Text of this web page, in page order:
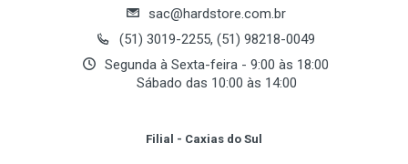
USB
Acessórios:
01 Cabo USB, 01 Fone de ouvido
Email Address
sac@hardstore.com.br
(51) 3019-2255, (51) 98218-0049
Segunda à Sexta-feira - 9:00 às 18:00
Sábado das 10:00 às 14:00
Filial - Caxias do Sul